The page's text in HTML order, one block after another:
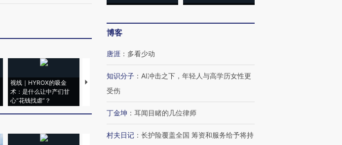
视线｜HYROX的吸金
术：是什么让中产们甘
心“花钱找虐”？
马航飞行员跨国走私7万
粒摇头丸 尿检体内含3种
育部长拱下台
飞地休达
博客
唐涯 ： 多看少动
知识分子 ： AI冲击之下，年轻人与高学历女性更
受伤
丁金坤 ： 耳闻目睹的几位律师
村夫日记 ： 长护险覆盖全国 筹资和服务给予将持